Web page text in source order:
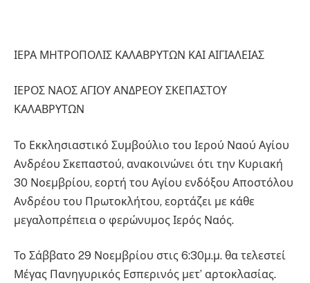
ΙΕΡΑ ΜΗΤΡΟΠΟΛΙΣ ΚΑΛΑΒΡΥΤΩΝ ΚΑΙ ΑΙΓΙΑΛΕΙΑΣ
ΙΕΡΟΣ ΝΑΟΣ ΑΓΙΟΥ ΑΝΔΡΕΟΥ ΣΚΕΠΑΣΤΟΥ
ΚΑΛΑΒΡΥΤΩΝ
Το Εκκλησιαστικό Συμβούλιο του Ιερού Ναού Αγίου
Ανδρέου Σκεπαστού, ανακοινώνει ότι την Κυριακή
30 Νοεμβρίου, εορτή του Αγίου ενδόξου Αποστόλου
Ανδρέου του Πρωτοκλήτου, εορτάζει με κάθε
μεγαλοπρέπεια ο φερώνυμος Ιερός Ναός.
Το Σάββατο 29 Νοεμβρίου στις 6:30μ.μ. θα τελεστεί
Μέγας Πανηγυρικός Εσπερινός μετ’ αρτοκλασίας.